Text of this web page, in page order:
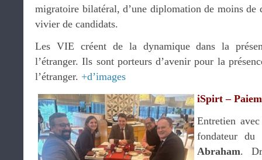
migratoire bilatéral, d’une diplomation de moins de
vivier de candidats.
Les VIE créent de la dynamique dans la
l’étranger. Ils sont porteurs d’avenir pour la
l’étranger. +d’images
iSpirt –
Entretien
fondateur
Abraham. Dr